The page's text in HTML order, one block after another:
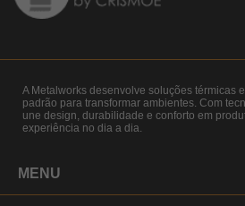
A Metalworks desenvolve soluções térmicas
padrão para transformar ambientes. Com
une design, durabilidade e conforto em
experiência no dia a dia.
MENU